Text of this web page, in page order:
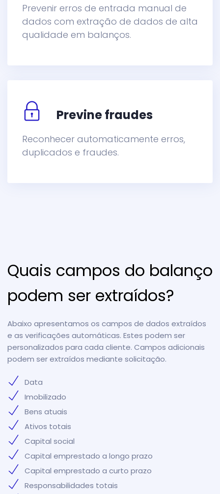
Prevenir erros de entrada manual de
dados com extração de dados de alta
qualidade em balanços.
Previne fraudes
Reconhecer automaticamente erros,
duplicados e fraudes.
Quais campos do balanço
podem ser extraídos?
Abaixo apresentamos os campos de dados extraídos
e as verificações automáticas. Estes podem ser
personalizados para cada cliente. Campos adicionais
podem ser extraídos mediante solicitação.
Data
Imobilizado
Bens atuais
Ativos totais
Capital social
Capital emprestado a longo prazo
Capital emprestado a curto prazo
Responsabilidades totais